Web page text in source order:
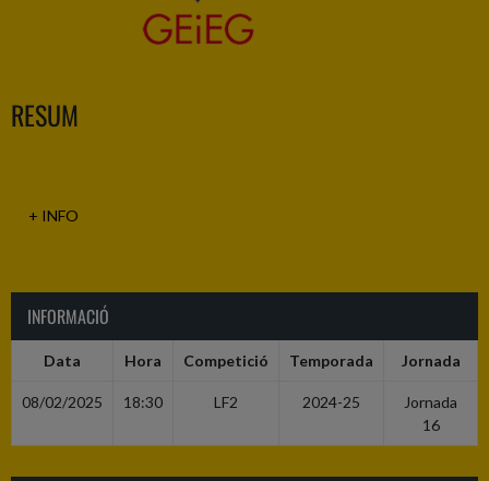
RESUM
+ INFO
INFORMACIÓ
Data Hora Competició Temporada Jornada
08/02/2025 18:30 LF2 2024-25
Jornada
16